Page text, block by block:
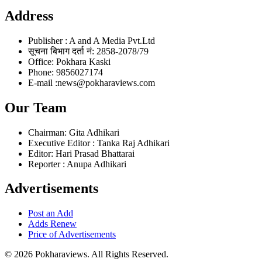
Address
Publisher : A and A Media Pvt.Ltd
सूचना बिभाग दर्ता नं: 2858-2078/79
Office: Pokhara Kaski
Phone: 9856027174
E-mail :news@pokharaviews.com
Our Team
Chairman: Gita Adhikari
Executive Editor : Tanka Raj Adhikari
Editor: Hari Prasad Bhattarai
Reporter : Anupa Adhikari
Advertisements
Post an Add
Adds Renew
Price of Advertisements
© 2026 Pokharaviews. All Rights Reserved.